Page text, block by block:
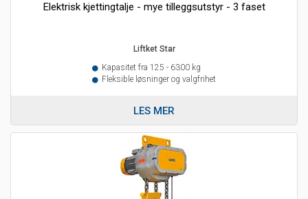
Elektrisk kjettingtalje - mye tilleggsutstyr - 3 faset
Liftket Star
Kapasitet fra 125 - 6300 kg
Fleksible løsninger og valgfrihet
LES MER